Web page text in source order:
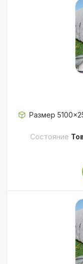
Размер
Состояние